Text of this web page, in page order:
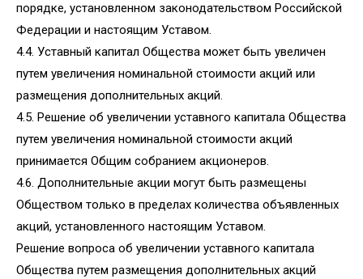
порядке, установленном законодательством Российской
Федерации и настоящим Уставом.
4.4. Уставный капитал Общества может быть увеличен
путем увеличения номинальной стоимости акций или
размещения дополнительных акций.
4.5. Решение об увеличении уставного капитала Общества
путем увеличения номинальной стоимости акций
принимается Общим собранием акционеров.
4.6. Дополнительные акции могут быть размещены
Обществом только в пределах количества объявленных
акций, установленного настоящим Уставом.
Решение вопроса об увеличении уставного капитала
Общества путем размещения дополнительных акций